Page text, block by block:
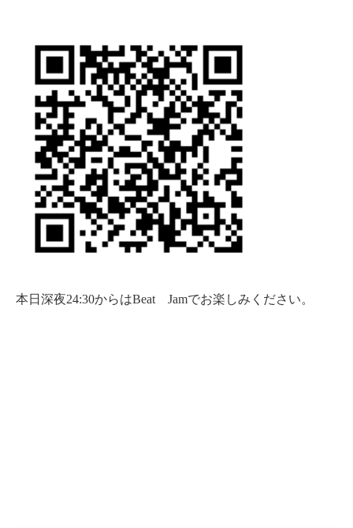
本日深夜24:30からはBeat Jamでお楽しみください。